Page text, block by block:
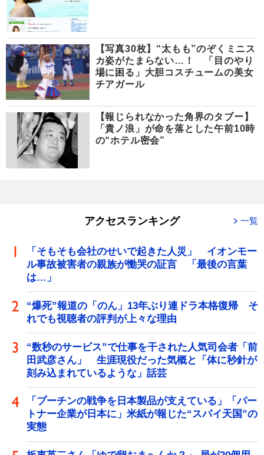
【写真30枚】“太もも”のぞくミニス
カ姿がたまらない…！ 「目のやり
場に困る」大胆コスチュームの美女
チアガール
【報じられなかった角界のタブー】
「貴ノ浪」が命を落とした午前10時
の“ホテル密会”
アクセスランキング 一覧
「そもそも会社のせいで起きた人災」 イオンモー
ル事故被害者の親族が慟哭の証言 「最後の言葉
は…」
“爆死”報道の「のん」13年ぶり連ドラ本格復帰 そ
れでも視聴者の評判が上々な理由
“数秒のサービス”で仕事を干された人気司会者「前
田武彦さん」 生涯現役だった気概と「体に秒針が
刻み込まれているような」話芸
「プーチンの戦争を日本製品が支えている」「パー
トナー企業が日本に」米紙が報じた“スパイ天国”の
実態